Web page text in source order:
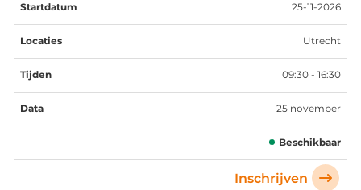
25-11-2026
Utrecht
09:30 - 16:30
25 november
Beschikbaar
Inschrijven